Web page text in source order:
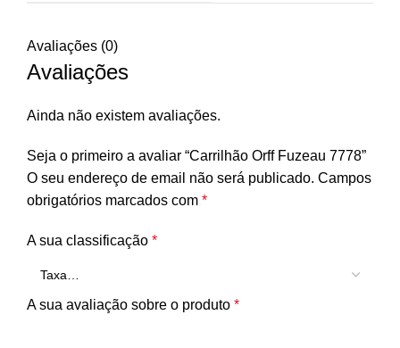
Avaliações (0)
Avaliações
Ainda não existem avaliações.
Seja o primeiro a avaliar “Carrilhão Orff Fuzeau 7778”
O seu endereço de email não será publicado. Campos
obrigatórios marcados com *
A sua classificação *
A sua avaliação sobre o produto *